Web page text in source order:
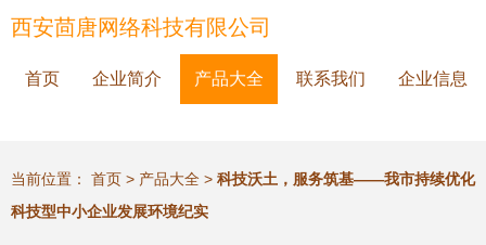
西安茴唐网络科技有限公司
首页 企业简介 产品大全 联系我们 企业信息
当前位置： 首页 > 产品大全 > 科技沃土，服务筑基——我市持续优化
科技型中小企业发展环境纪实